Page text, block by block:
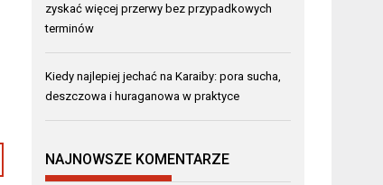
zyskać więcej przerwy bez przypadkowych
terminów
Kiedy najlepiej jechać na Karaiby: pora sucha,
deszczowa i huraganowa w praktyce
NAJNOWSZE KOMENTARZE